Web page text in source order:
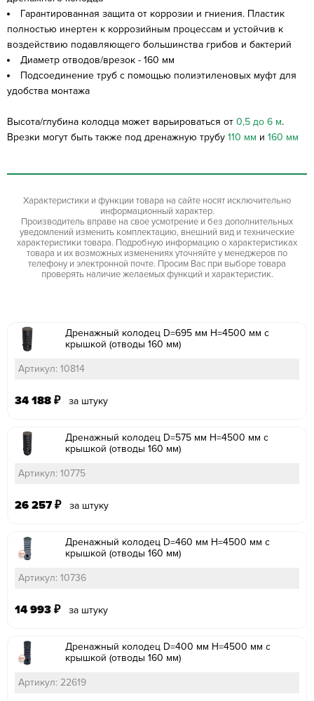
Гарантированная защита от коррозии и гниения. Пластик
полностью инертен к коррозийным процессам и устойчив к
воздействию подавляющего большинства грибов и бактерий
Диаметр отводов/врезок - 160 мм
Подсоединение труб с помощью полиэтиленовых муфт для
удобства монтажа
Высота/глубина колодца может варьироваться от 0,5 до 6 м.
Врезки могут быть также под дренажную трубу 110 мм и 160 мм
Характеристики и функции товара на сайте носят исключительно
информационный характер.
Производитель вправе на свое усмотрение и без дополнительных
уведомлений изменить комплектацию, внешний вид и технические
характеристики товара. Подробную информацию о характеристиках
товара и их возможных изменениях уточняйте у менеджеров по
телефону и электронной почте. Просим Вас при выборе товара
проверять наличие желаемых функций и характеристик.
Дренажный колодец D=695 мм H=4500 мм с
крышкой (отводы 160 мм)
Артикул: 10814
34 188 ₽ за штуку
Дренажный колодец D=575 мм H=4500 мм с
крышкой (отводы 160 мм)
Артикул: 10775
26 257 ₽ за штуку
Дренажный колодец D=460 мм H=4500 мм с
крышкой (отводы 160 мм)
Артикул: 10736
14 993 ₽ за штуку
Дренажный колодец D=400 мм H=4500 мм с
крышкой (отводы 160 мм)
Артикул: 22619